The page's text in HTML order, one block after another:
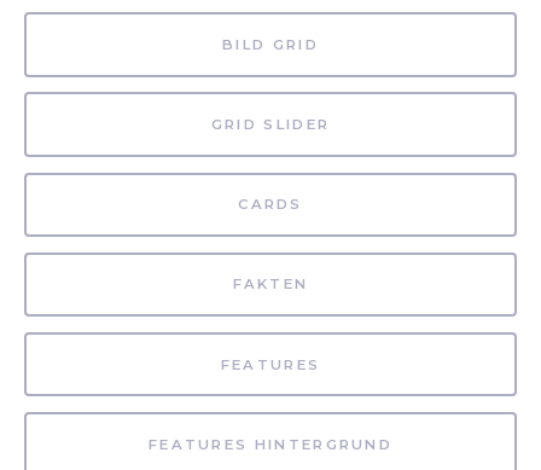
BILD GRID
GRID SLIDER
CARDS
FAKTEN
FEATURES
FEATURES HINTERGRUND